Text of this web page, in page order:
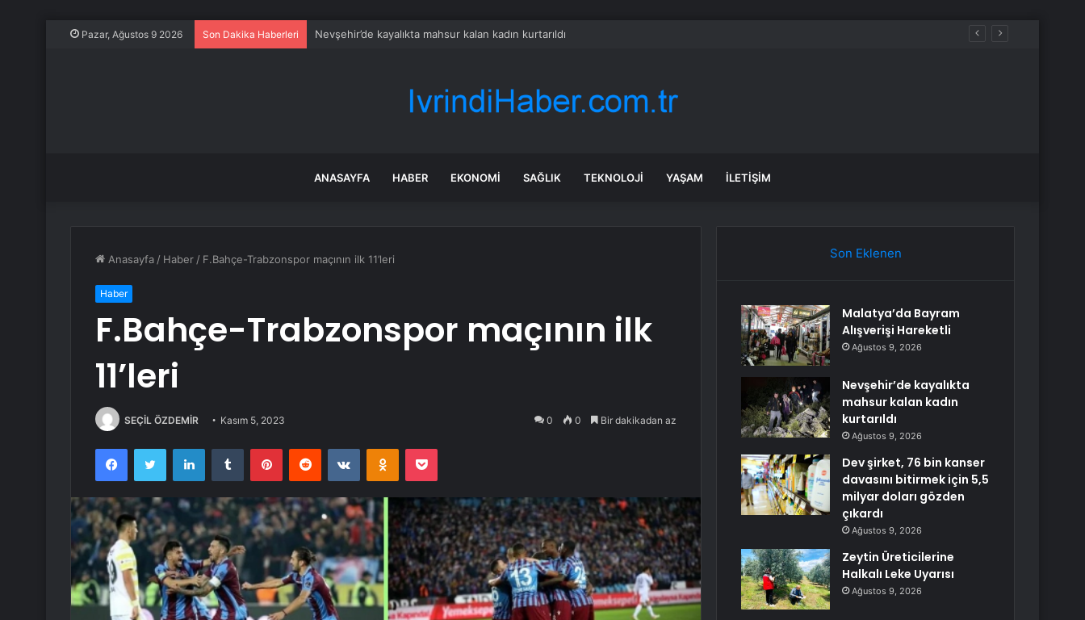
Pazar, Ağustos 9 2026 Son Dakika Haberleri Nevşehir’de kayalıkta mahsur kalan kadın kurtarıldı
ANASAYFA HABER EKONOMI SAĞLIK TEKNOLOJI YAŞAM İLETIŞIM
Anasayfa / Haber / F.Bahçe-Trabzonspor maçının ilk 11’leri
Haber
F.Bahçe-Trabzonspor maçının ilk
11’leri
SEÇİL ÖZDEMİR Kasım 5, 2023 0 0 Bir dakikadan az
FacebookTwitter LinkedInTumblr PinterestReddit VKontakteOdnoklassniki
Pocket
Son Eklenen
Malatya’da Bayram
Alışverişi Hareketli
Ağustos 9, 2026
Nevşehir’de kayalıkta
mahsur kalan kadın
kurtarıldı
Ağustos 9, 2026
Dev şirket, 76 bin kanser
davasını bitirmek için 5,5
milyar doları gözden
çıkardı
Ağustos 9, 2026
Zeytin Üreticilerine
Halkalı Leke Uyarısı
Ağustos 9, 2026